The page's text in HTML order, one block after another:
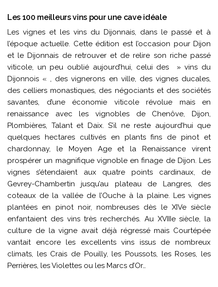
Les 100 meilleurs vins pour une cave idéale
Les vignes et les vins du Dijonnais, dans le passé et à
l’époque actuelle. Cette édition est l’occasion pour Dijon
et le Dijonnais de retrouver et de relire son riche passé
viticole, un peu oublié aujourd’hui, celui des » vins du
Dijonnois « , des vignerons en ville, des vignes ducales,
des celliers monastiques, des négociants et des sociétés
savantes, d’une économie viticole révolue mais en
renaissance avec les vignobles de Chenôve, Dijon,
Plombières, Talant et Daix. S’il ne reste aujourd’hui que
quelques hectares cultivés en plants fins de pinot et
chardonnay, le Moyen Age et la Renaissance virent
prospérer un magnifique vignoble en finage de Dijon. Les
vignes s’étendaient aux quatre points cardinaux, de
Gevrey-Chambertin jusqu’au plateau de Langres, des
coteaux de la vallée de l’Ouche à la plaine. Les vignes
plantées en pinot noir, nombreuses dès le XIVe siècle
enfantaient des vins très recherchés. Au XVIIIe siècle, la
culture de la vigne avait déjà régressé mais Courtépée
vantait encore les excellents vins issus de nombreux
climats, les Crais de Pouilly, les Poussots, les Roses, les
Perrières, les Violettes ou les Marcs d’Or…